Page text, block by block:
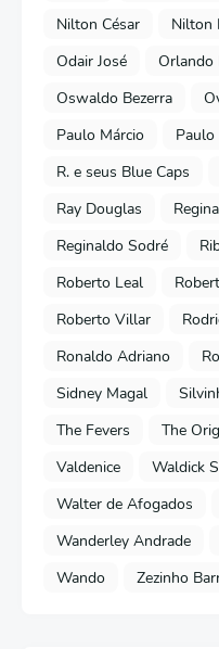
Nilton César
Nilton
Odair José
Orlando
Oswaldo Bezerra
Paulo Márcio
Paulo
R. e seus Blue Caps
Ray Douglas
Reginaldo Sodré
Roberto Leal
Roberto Villar
Ronaldo Adriano
Sidney Magal
The Fevers
The
Valdenice
Waldick
Walter de Afogados
Wanderley Andrade
Wando
Zezinho